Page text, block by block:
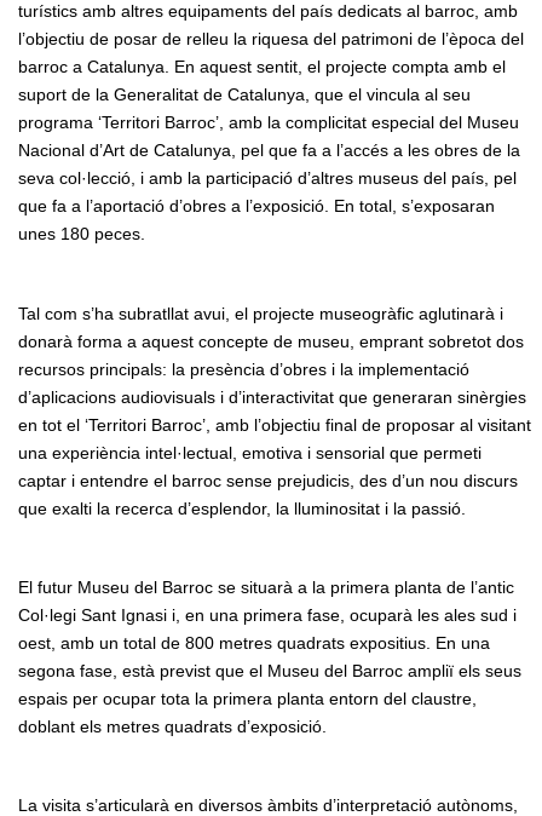
turístics amb altres equipaments del país dedicats al barroc, amb
l’objectiu de posar de relleu la riquesa del patrimoni de l’època del
barroc a Catalunya. En aquest sentit, el projecte compta amb el
suport de la Generalitat de Catalunya, que el vincula al seu
programa ‘Territori Barroc’, amb la complicitat especial del Museu
Nacional d’Art de Catalunya, pel que fa a l’accés a les obres de la
seva col·lecció, i amb la participació d’altres museus del país, pel
que fa a l’aportació d’obres a l’exposició. En total, s’exposaran
unes 180 peces.
Tal com s’ha subratllat avui, el projecte museogràfic aglutinarà i
donarà forma a aquest concepte de museu, emprant sobretot dos
recursos principals: la presència d’obres i la implementació
d’aplicacions audiovisuals i d’interactivitat que generaran sinèrgies
en tot el ‘Territori Barroc’, amb l’objectiu final de proposar al visitant
una experiència intel·lectual, emotiva i sensorial que permeti
captar i entendre el barroc sense prejudicis, des d’un nou discurs
que exalti la recerca d’esplendor, la lluminositat i la passió.
El futur Museu del Barroc se situarà a la primera planta de l’antic
Col·legi Sant Ignasi i, en una primera fase, ocuparà les ales sud i
oest, amb un total de 800 metres quadrats expositius. En una
segona fase, està previst que el Museu del Barroc ampliï els seus
espais per ocupar tota la primera planta entorn del claustre,
doblant els metres quadrats d’exposició.
La visita s’articularà en diversos àmbits d’interpretació autònoms,